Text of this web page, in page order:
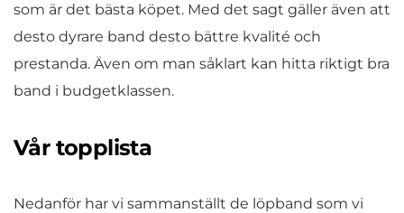
som är det bästa köpet. Med det sagt gäller även att
desto dyrare band desto bättre kvalité och
prestanda. Även om man såklart kan hitta riktigt bra
band i budgetklassen.
Vår topplista
Nedanför har vi sammanställt de löpband som vi